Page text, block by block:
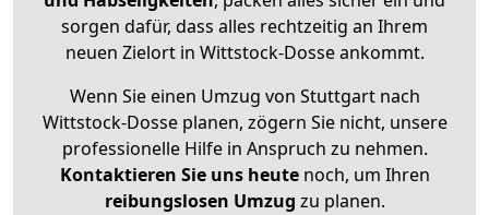
sorgen dafür, dass alles rechtzeitig an Ihrem
neuen Zielort in Wittstock-Dosse ankommt.
Wenn Sie einen Umzug von Stuttgart nach
Wittstock-Dosse planen, zögern Sie nicht, unsere
professionelle Hilfe in Anspruch zu nehmen.
Kontaktieren Sie uns heutenoch, um Ihren
reibungslosen Umzug zu planen.